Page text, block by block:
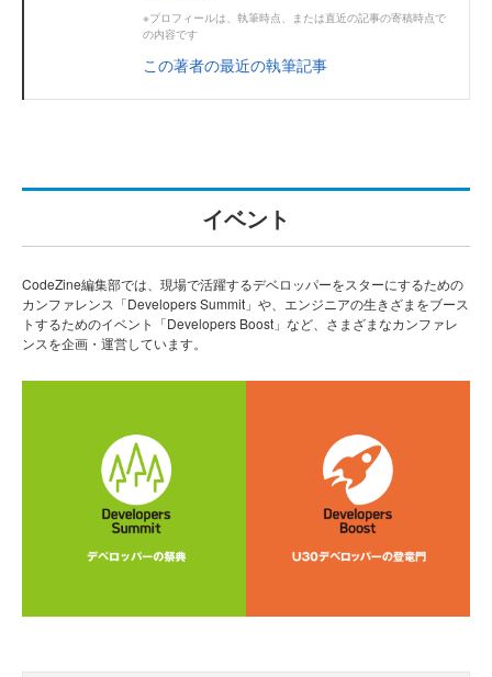
※プロフィールは、執筆時点、または直近の記事の寄稿時点で
の内容です
この著者の最近の執筆記事
イベント
CodeZine編集部では、現場で活躍するデベロッパーをスターにするための
カンファレンス「Developers Summit」や、エンジニアの生きざまをブース
トするためのイベント「Developers Boost」など、さまざまなカンファレ
ンスを企画・運営しています。